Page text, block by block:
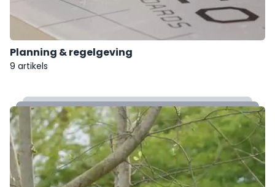
Planning & regelgeving
9 artikels